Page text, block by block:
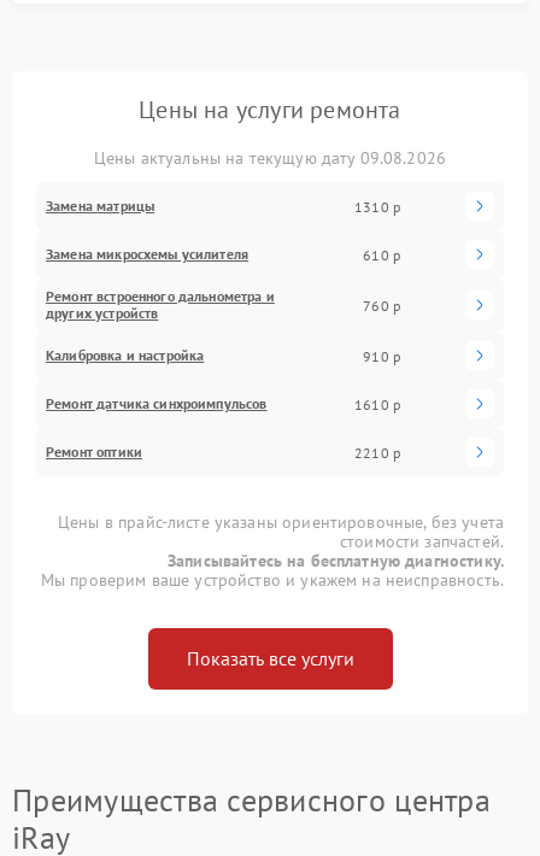
Цены на услуги ремонта
Цены актуальны на текущую дату 09.08.2026
Замена матрицы 1310 р
Замена микросхемы усилителя 610 р
Ремонт встроенного дальнометра и
других устройств
760 р
Калибровка и настройка 910 р
Ремонт датчика синхроимпульсов 1610 р
Ремонт оптики 2210 р
Цены в прайс-листе указаны ориентировочные, без учета
стоимости запчастей.
Записывайтесь на бесплатную диагностику.
Мы проверим ваше устройство и укажем на неисправность.
Показать все услуги
Преимущества сервисного центра
iRay